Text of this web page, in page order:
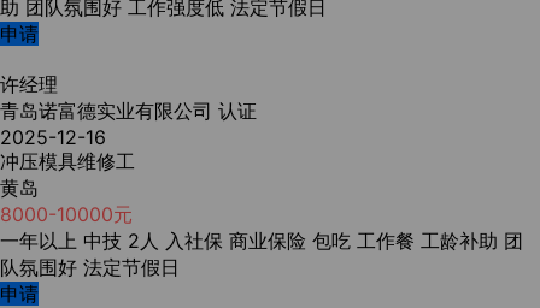
助 团队氛围好 工作强度低 法定节假日
申请
许经理
青岛诺富德实业有限公司 认证
2025-12-16
冲压模具维修工
黄岛
8000-10000元
一年以上 中技 2人 入社保 商业保险 包吃 工作餐 工龄补助 团
队氛围好 法定节假日
申请